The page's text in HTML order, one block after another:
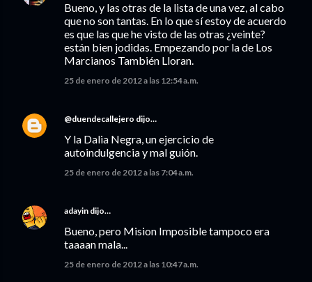
Bueno, y las otras de la lista de una vez, al cabo
que no son tantas. En lo que sí estoy de acuerdo
es que las que he visto de las otras ¿veinte?
están bien jodidas. Empezando por la de Los
Marcianos También Lloran.
25 de enero de 2012 a las 12:54 a.m.
@duendecallejero dijo…
Y la Dalia Negra, un ejercicio de
autoindulgencia y mal guión.
25 de enero de 2012 a las 7:04 a.m.
adayin dijo…
Bueno, pero Mision Imposible tampoco era
taaaan mala...
25 de enero de 2012 a las 10:47 a.m.